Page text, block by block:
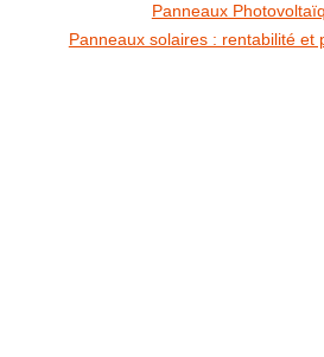
Panneaux
Panneaux solaires : rentabilité et